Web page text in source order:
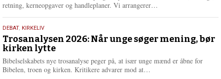
e
retning, kerneopgaver og handleplaner. Vi arrangerer…
e
2.
juni
2026
DEBAT, KIRKELIV
Trosanalysen 2026: Når unge søger mening, bør
kirken lytte
Bibelselskabets nye trosanalyse peger på, at især unge mænd er åbne for
Bibelen, troen og kirken. Kritikere advarer mod at…